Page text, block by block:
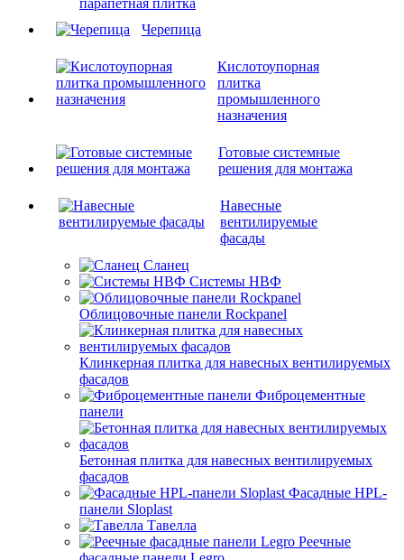
Черепица
Кислотоупорная
плитка
промышленного
назначения
Готовые системные
решения для монтажа
Навесные
вентилируемые
фасады
Сланец
Системы НВФ
Облицовочные панели Rockpanel
Клинкерная плитка для навесных вентилируемых
фасадов
Фиброцементные
панели
Бетонная плитка для навесных вентилируемых
фасадов
Фасадные HPL-
панели Sloplast
Тавелла
Реечные